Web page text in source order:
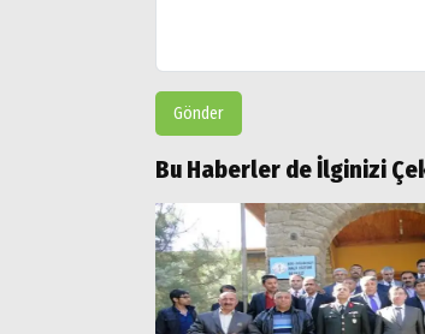
Gönder
Bu Haberler de İlginizi